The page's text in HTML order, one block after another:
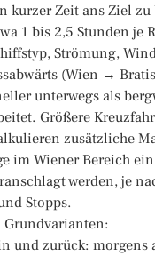
kurzer Zeit ans Ziel
1 bis 2,5 Stunden je
Strömung,
(Wien →
unterwegs als
Größere
zusätzliche
im Wiener Bereich
werden, je
Stopps.
und zurück: morgens